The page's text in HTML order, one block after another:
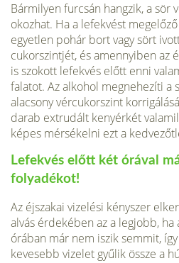
Bármilyen fur­csán hangzik, a sör
okozhat. Ha a lefekvést
egyetlen pohár bort vagy sört
cukorszintjét, és amennyiben az
is szokott lefekvés előtt enni
falatot. Az alkohol megnehezíti a
alacsony vércukorszint
darab extrudált kenyérkét
képes mérsékelni ezt a
Lefekvés előtt két órával
folyadékot!
Az éjszakai vizelési kény­szer
alvás érdekében az a legjobb,
órában már nem iszik semmit,
kevesebb vizelet gyűlik össze a